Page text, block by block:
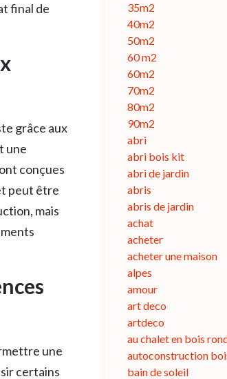
final de
grâce aux
une
conçues
peut être
mais
une
certains
35m2
40m2
50m2
60 m2
60m2
70m2
80m2
90m2
abri
abri bois kit
abri de jardin
abris
abris de jardin
achat
acheter
acheter une maison
alpes
amour
art deco
artdeco
au chalet en bois
autoconstruction
bain de soleil